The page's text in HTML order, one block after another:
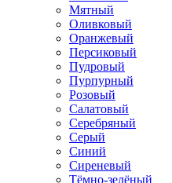
Мятный
Оливковый
Оранжевый
Персиковый
Пудровый
Пурпурный
Розовый
Салатовый
Серебряный
Серый
Синий
Сиреневый
Тёмно-зелёный